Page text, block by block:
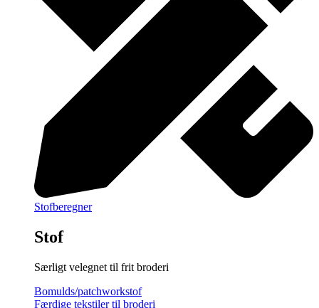
Stofberegner
Stof
Særligt velegnet til frit broderi
Bomulds/patchworkstof
Færdige tekstiler til broderi